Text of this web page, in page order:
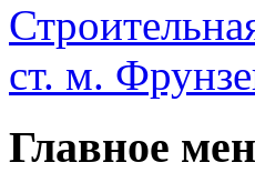
ст. м.
Главное